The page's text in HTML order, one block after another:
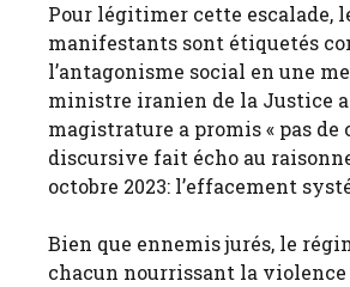
Pour légitimer cette escalade,
manifestants sont étiquetés
l’antagonisme social en une
ministre iranien de la Justice
magistrature a promis « pas de
discursive fait écho au
octobre 2023: l’effacement
Bien que ennemis jurés, le
chacun nourrissant la violence